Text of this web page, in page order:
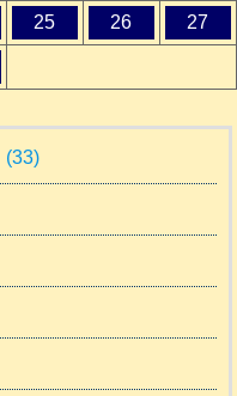
25 26 27
(33)